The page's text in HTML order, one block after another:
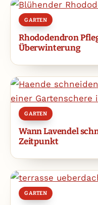
GARTEN
Rhododendron
Überwinterung
GARTEN
Wann Lavendel
Zeitpunkt
GARTEN